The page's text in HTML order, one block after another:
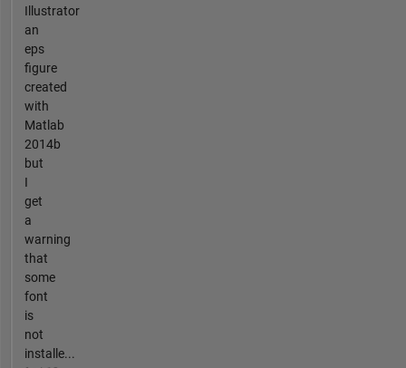
Illustrator
an
eps
figure
created
with
Matlab
2014b
but
I
get
a
warning
that
some
font
is
not
installe...